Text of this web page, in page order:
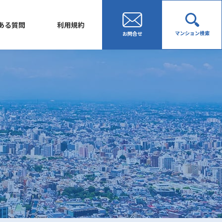
る質問 利用規約
お問合せ マンション検索